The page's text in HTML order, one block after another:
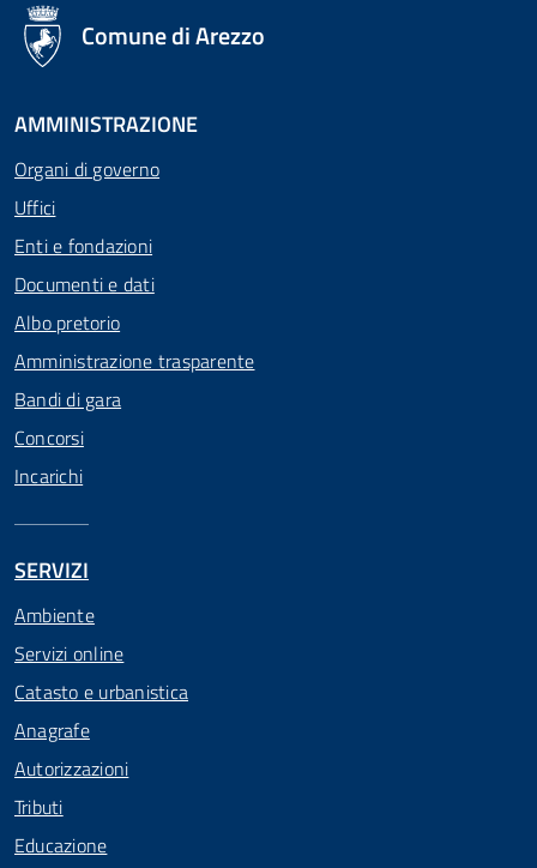
logo Unione Europea
Comune di Arezzo
AMMINISTRAZIONE
Organi di governo
Uffici
Enti e fondazioni
Documenti e dati
Albo pretorio
Amministrazione trasparente
Bandi di gara
Concorsi
Incarichi
SERVIZI
Ambiente
Servizi online
Catasto e urbanistica
Anagrafe
Autorizzazioni
Tributi
Educazione